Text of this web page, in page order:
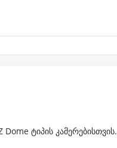
ტიპის კამერებისთვის.